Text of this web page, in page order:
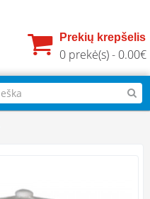
Prekių krepšelis
0 prekė(s) - 0.00€